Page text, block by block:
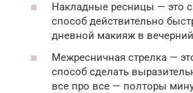
Накладные ресницы — это
способ действительно
дневной макияж в
Межресничная стрелка —
способ сделать
все про все — полторы